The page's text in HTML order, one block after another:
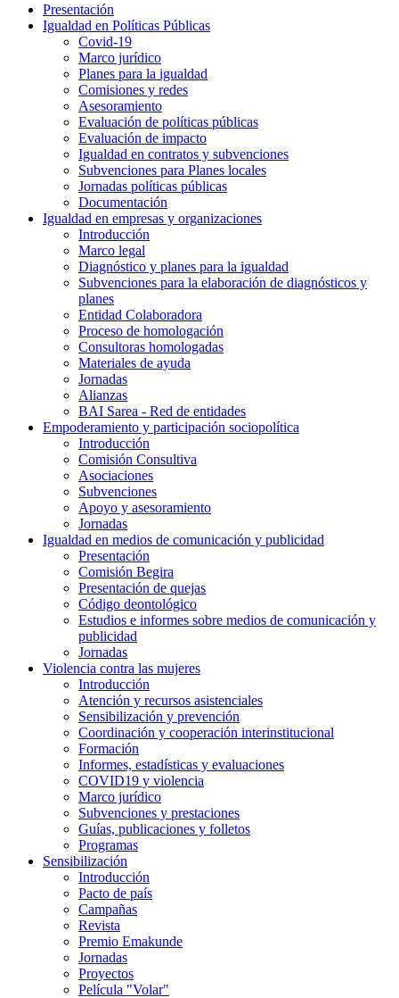
Presentación
Igualdad en Políticas Públicas
Covid-19
Marco jurídico
Planes para la igualdad
Comisiones y redes
Asesoramiento
Evaluación de políticas públicas
Evaluación de impacto
Igualdad en contratos y subvenciones
Subvenciones para Planes locales
Jornadas políticas públicas
Documentación
Igualdad en empresas y organizaciones
Introducción
Marco legal
Diagnóstico y planes para la igualdad
Subvenciones para la elaboración de diagnósticos y
planes
Entidad Colaboradora
Proceso de homologación
Consultoras homologadas
Materiales de ayuda
Jornadas
Alianzas
BAI Sarea - Red de entidades
Empoderamiento y participación sociopolítica
Introducción
Comisión Consultiva
Asociaciones
Subvenciones
Apoyo y asesoramiento
Jornadas
Igualdad en medios de comunicación y publicidad
Presentación
Comisión Begira
Presentación de quejas
Código deontológico
Estudios e informes sobre medios de comunicación y
publicidad
Jornadas
Violencia contra las mujeres
Introducción
Atención y recursos asistenciales
Sensibilización y prevención
Coordinación y cooperación interinstitucional
Formación
Informes, estadísticas y evaluaciones
COVID19 y violencia
Marco jurídico
Subvenciones y prestaciones
Guías, publicaciones y folletos
Programas
Sensibilización
Introducción
Pacto de país
Campañas
Revista
Premio Emakunde
Jornadas
Proyectos
Película "Volar"